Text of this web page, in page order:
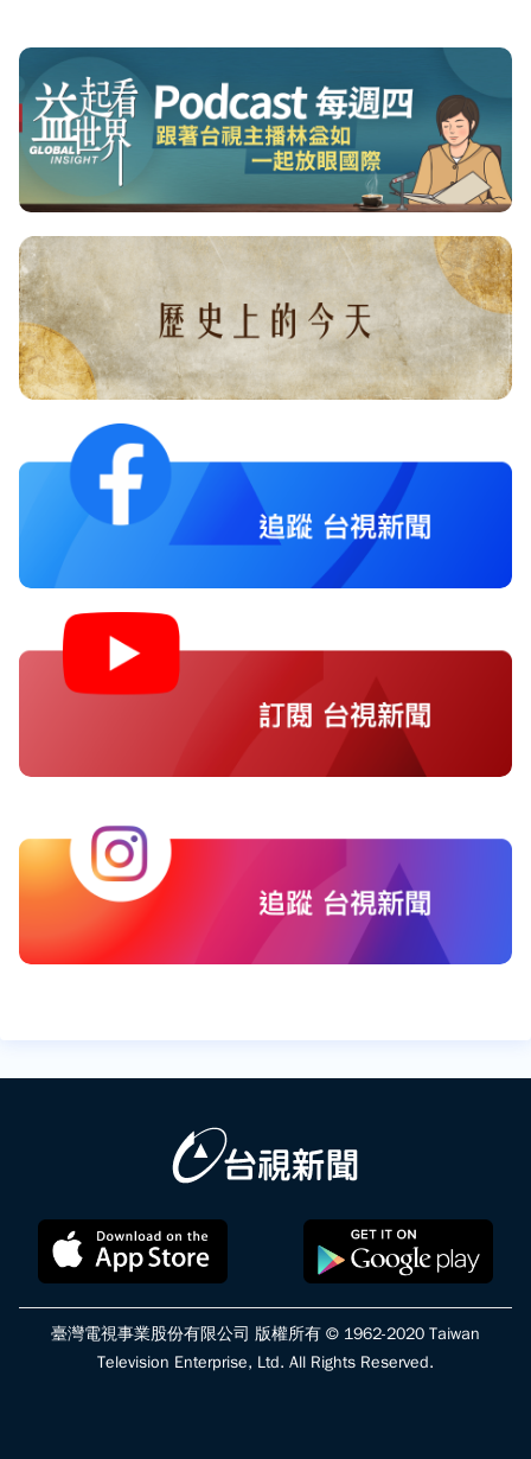
臺灣電視事業股份有限公司 版權所有 © 1962-2020 Taiwan
Television Enterprise, Ltd. All Rights Reserved.